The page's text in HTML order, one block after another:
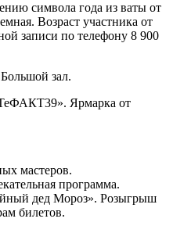
символа года из ваты от
Возраст участника от
записи по телефону 8 900
зал.
Ярмарка от
мастеров.
программа.
дед Мороз». Розыгрыш
билетов.